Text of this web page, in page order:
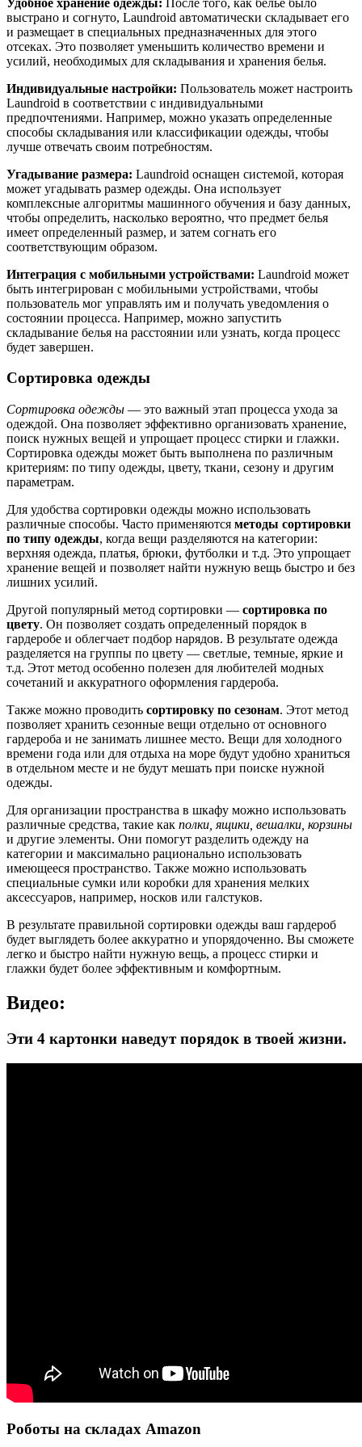
выстрано и согнуто, Laundroid автоматически складывает его
и размещает в специальных предназначенных для этого
отсеках. Это позволяет уменьшить количество времени и
усилий, необходимых для складывания и хранения белья.
Индивидуальные настройки: Пользователь может настроить
Laundroid в соответствии с индивидуальными
предпочтениями. Например, можно указать определенные
способы складывания или классификации одежды, чтобы
лучше отвечать своим потребностям.
Угадывание размера: Laundroid оснащен системой, которая
может угадывать размер одежды. Она использует
комплексные алгоритмы машинного обучения и базу данных,
чтобы определить, насколько вероятно, что предмет белья
имеет определенный размер, и затем согнать его
соответствующим образом.
Интеграция с мобильными устройствами: Laundroid может
быть интегрирован с мобильными устройствами, чтобы
пользователь мог управлять им и получать уведомления о
состоянии процесса. Например, можно запустить
складывание белья на расстоянии или узнать, когда процесс
будет завершен.
Сортировка одежды
Сортировка одежды — это важный этап процесса ухода за
одеждой. Она позволяет эффективно организовать хранение,
поиск нужных вещей и упрощает процесс стирки и глажки.
Сортировка одежды может быть выполнена по различным
критериям: по типу одежды, цвету, ткани, сезону и другим
параметрам.
Для удобства сортировки одежды можно использовать
различные способы. Часто применяются методы сортировки
по типу одежды, когда вещи разделяются на категории:
верхняя одежда, платья, брюки, футболки и т.д. Это упрощает
хранение вещей и позволяет найти нужную вещь быстро и без
лишних усилий.
Другой популярный метод сортировки — сортировка по
цвету. Он позволяет создать определенный порядок в
гардеробе и облегчает подбор нарядов. В результате одежда
разделяется на группы по цвету — светлые, темные, яркие и
т.д. Этот метод особенно полезен для любителей модных
сочетаний и аккуратного оформления гардероба.
Также можно проводить сортировку по сезонам. Этот метод
позволяет хранить сезонные вещи отдельно от основного
гардероба и не занимать лишнее место. Вещи для холодного
времени года или для отдыха на море будут удобно храниться
в отдельном месте и не будут мешать при поиске нужной
одежды.
Для организации пространства в шкафу можно использовать
различные средства, такие как полки, ящики, вешалки, корзины
и другие элементы. Они помогут разделить одежду на
категории и максимально рационально использовать
имеющееся пространство. Также можно использовать
специальные сумки или коробки для хранения мелких
аксессуаров, например, носков или галстуков.
В результате правильной сортировки одежды ваш гардероб
будет выглядеть более аккуратно и упорядоченно. Вы сможете
легко и быстро найти нужную вещь, а процесс стирки и
глажки будет более эффективным и комфортным.
Видео:
Эти 4 картонки наведут порядок в твоей жизни.
Роботы на складах Amazon